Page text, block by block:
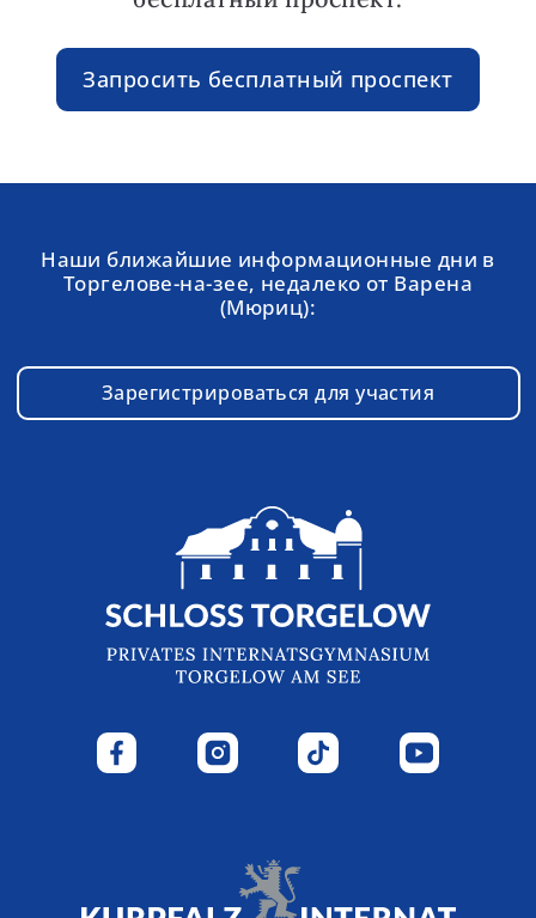
Запросить бесплатный проспект
Наши ближайшие информационные дни в
Торгелове-на-зее, недалеко от Варена
(Мюриц):
Зарегистрироваться для участия